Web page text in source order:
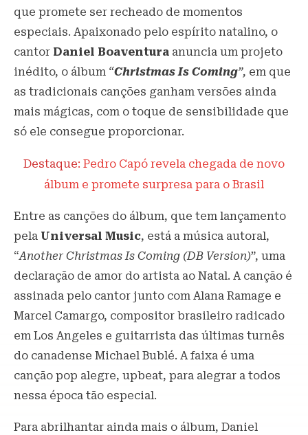
que promete ser recheado de momentos
especiais. Apaixonado pelo espírito natalino, o
cantor Daniel Boaventura anuncia um projeto
inédito, o álbum “Christmas Is Coming”, em que
as tradicionais canções ganham versões ainda
mais mágicas, com o toque de sensibilidade que
só ele consegue proporcionar.
Destaque: Pedro Capó revela chegada de novo
álbum e promete surpresa para o Brasil
Entre as canções do álbum, que tem lançamento
pela Universal Music, está a música autoral,
“Another Christmas Is Coming (DB Version)”, uma
declaração de amor do artista ao Natal. A canção é
assinada pelo cantor junto com Alana Ramage e
Marcel Camargo, compositor brasileiro radicado
em Los Angeles e guitarrista das últimas turnês
do canadense Michael Bublé. A faixa é uma
canção pop alegre, upbeat, para alegrar a todos
nessa época tão especial.
Para abrilhantar ainda mais o álbum, Daniel